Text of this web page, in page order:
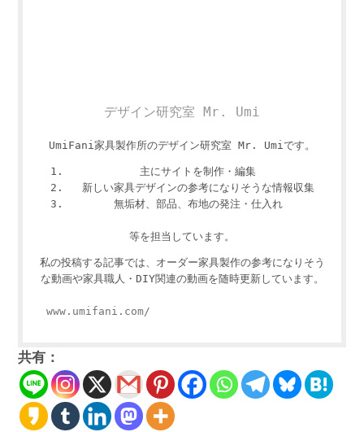
デザイン研究室 Mr. Umi
UmiFani家具製作所のデザイン研究室 Mr. Umiです。
主にサイトを制作・編集
新しい家具デザインの参考になりそうな情報収集
無垢材、部品、布地の発注・仕入れ
等を担当しています。
私の投稿する記事では、オーダー家具製作の参考になりそう
な動画や家具職人・DIY関連の動画を随時更新しています。
www.umifani.com/
共有：